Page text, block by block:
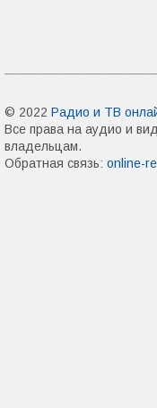
© 2022 Радио и ТВ
Все права на аудио и
владельцам.
Обратная связь: online-